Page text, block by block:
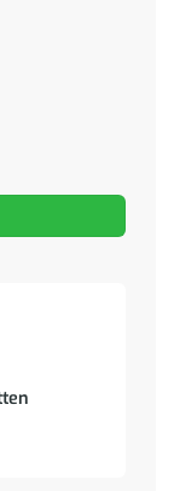
grijs aantal